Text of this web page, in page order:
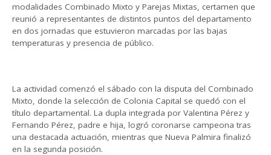
modalidades Combinado Mixto y Parejas Mixtas, certamen que
reunió a representantes de distintos puntos del departamento
en dos jornadas que estuvieron marcadas por las bajas
temperaturas y presencia de público.
La actividad comenzó el sábado con la disputa del Combinado
Mixto, donde la selección de Colonia Capital se quedó con el
título departamental. La dupla integrada por Valentina Pérez y
Fernando Pérez, padre e hija, logró coronarse campeona tras
una destacada actuación, mientras que Nueva Palmira finalizó
en la segunda posición.